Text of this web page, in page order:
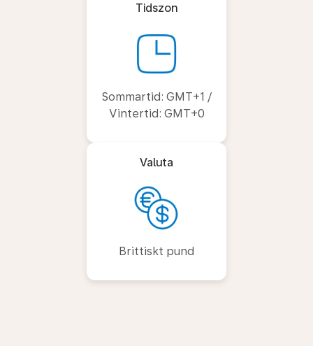
Tidszon
Sommartid: GMT+1 /
Vintertid: GMT+0
Valuta
Brittiskt pund